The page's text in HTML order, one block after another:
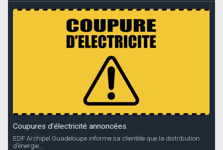
Coupures d’électricité annoncées
EDF Archipel Guadeloupe informe sa clientèle que la distribution
d’énergie...